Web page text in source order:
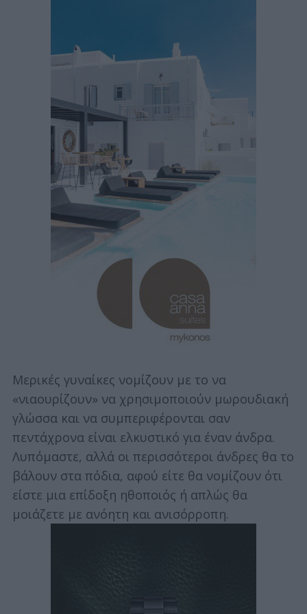
Μερικές γυναίκες νομίζουν με το να
«νιαουρίζουν» να χρησιμοποιούν μωρουδιακή
γλώσσα και να συμπεριφέρονται σαν
πεντάχρονα είναι ελκυστικό για έναν άνδρα.
Λυπόμαστε, αλλά οι περισσότεροι άνδρες θα το
βάλουν στα πόδια, αφού είτε θα νομίζουν ότι
είστε μια επίδοξη ηθοποιός ή απλώς θα
μοιάζετε με ανόητη και ανισόρροπη.